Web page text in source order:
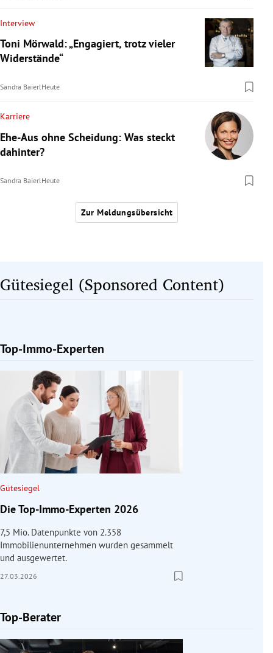
Interview
Toni Mörwald: „Engagiert, trotz vieler
Widerstände“
Sandra BaierlHeute
Karriere
Ehe-Aus ohne Scheidung: Was steckt
dahinter?
Sandra BaierlHeute
Zur Meldungsübersicht
Gütesiegel (Sponsored Content)
Top-Immo-Experten
Slide 1 von 1
Gütesiegel
Die Top-Immo-Experten 2026
7,5 Mio. Datenpunkte von 2.358
Immobilienunternehmen wurden gesammelt
und ausgewertet.
27.03.2026
Top-Berater
Slide 1 von 1